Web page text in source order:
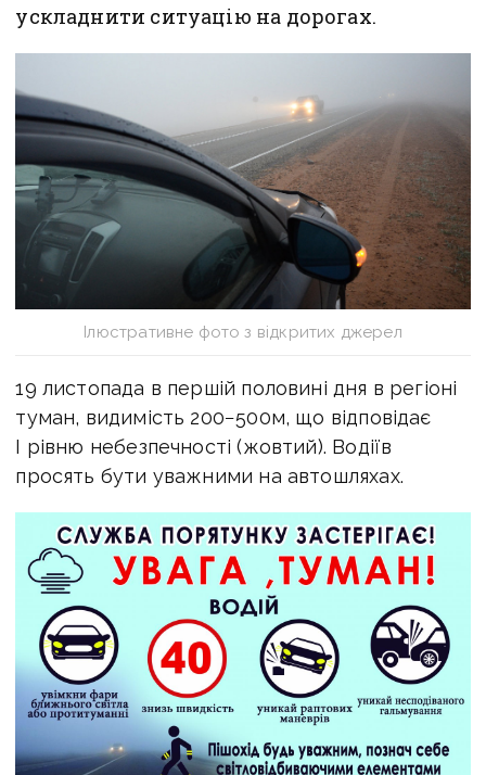
ускладнити ситуацію на дорогах.
Ілюстративне фото з відкритих джерел
19 листопада в першій половині дня в регіоні
туман, видимість 200−500м, що відповідає
I рівню небезпечності (жовтий). Водіїв
просять бути уважними на автошляхах.